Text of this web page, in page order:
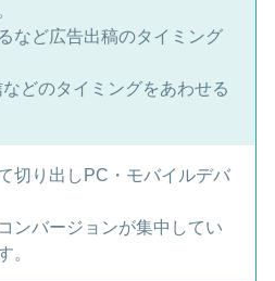
など広告出稿のタイミング
どのタイミングをあわせる
切り出しPC・モバイルデバ
ンバージョンが集中してい
。